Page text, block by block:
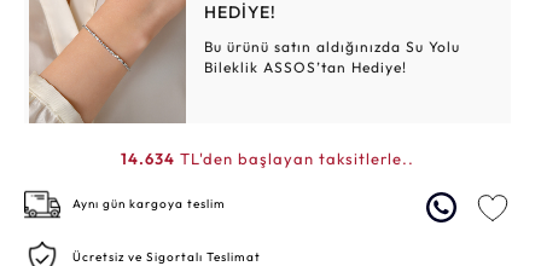
HEDİYE!
Bu ürünü satın aldığınızda Su Yolu
Bileklik ASSOS’tan Hediye!
14.634 TL'den başlayan taksitlerle..
Aynı gün kargoya teslim
Ücretsiz ve Sigortalı Teslimat